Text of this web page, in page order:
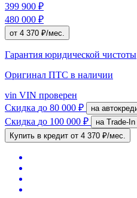
399 900 ₽
480 000 ₽
от 4 370 ₽/мес.
Гарантия юридической чистоты
Оригинал ПТС в наличии
vin VIN проверен
Скидка до 80 000 ₽ на
Скидка до 100 000 ₽
на Trade-In
Купить в кредит от 4 370 ₽/мес.